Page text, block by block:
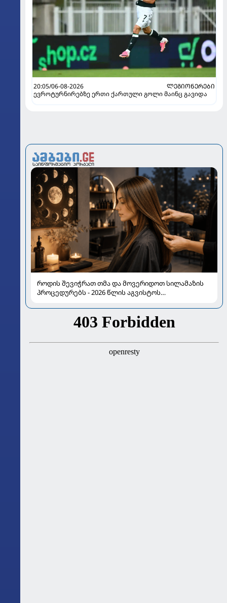
20:05/06-08-2026
ᲚᲔᲒᲘᲝᲜᲔᲠᲔᲑᲘ
ევროტურნირებზე ერთი ქართული გოლი მაინც გავიდა
როდის შევიჭრათ თმა და მოვერიდოთ სილამაზის
პროცედურებს - 2026 წლის აგვისტოს